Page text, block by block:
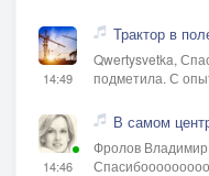
14:49
Трактор в
Qwertysvetka,
подметила. С
14:46
В самом
Фролов